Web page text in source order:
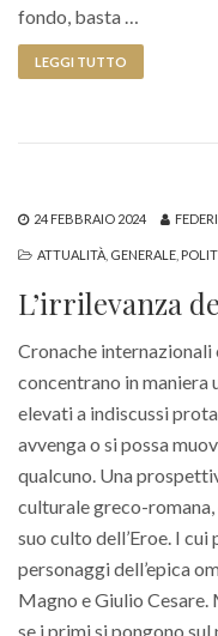
fondo, basta …
LEGGI TUTTO
24 FEBBRAIO 2024
ATTUALITÀ GENERALE
L’irrilevanza
Cronache
concentrano in maniera
elevati a indiscussi
avvenga o si possa
qualcuno. Una
culturale greco-
suo culto dell’Eroe. I
personaggi dell’epica
Magno e Giulio
se i primi si pongono